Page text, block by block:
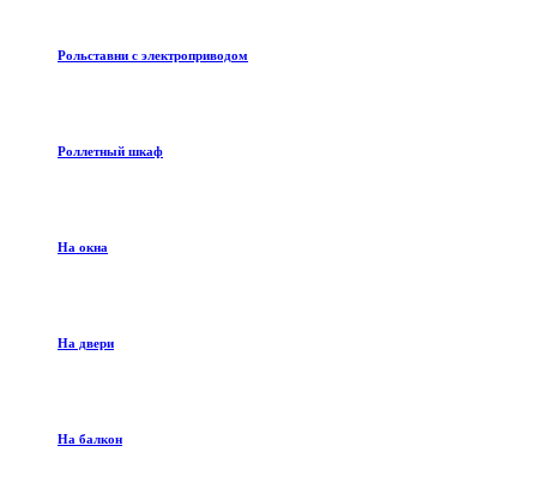
Рольставни с электроприводом
Роллетный шкаф
На окна
На двери
На балкон